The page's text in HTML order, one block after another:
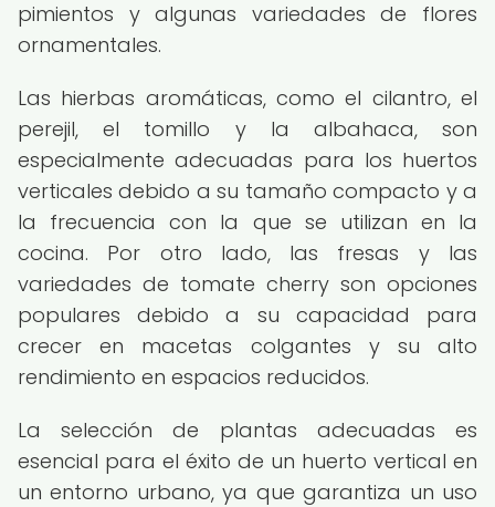
pimientos y algunas variedades de flores
ornamentales.
Las hierbas aromáticas, como el cilantro, el
perejil, el tomillo y la albahaca, son
especialmente adecuadas para los huertos
verticales debido a su tamaño compacto y a
la frecuencia con la que se utilizan en la
cocina. Por otro lado, las fresas y las
variedades de tomate cherry son opciones
populares debido a su capacidad para
crecer en macetas colgantes y su alto
rendimiento en espacios reducidos.
La selección de plantas adecuadas es
esencial para el éxito de un huerto vertical en
un entorno urbano, ya que garantiza un uso